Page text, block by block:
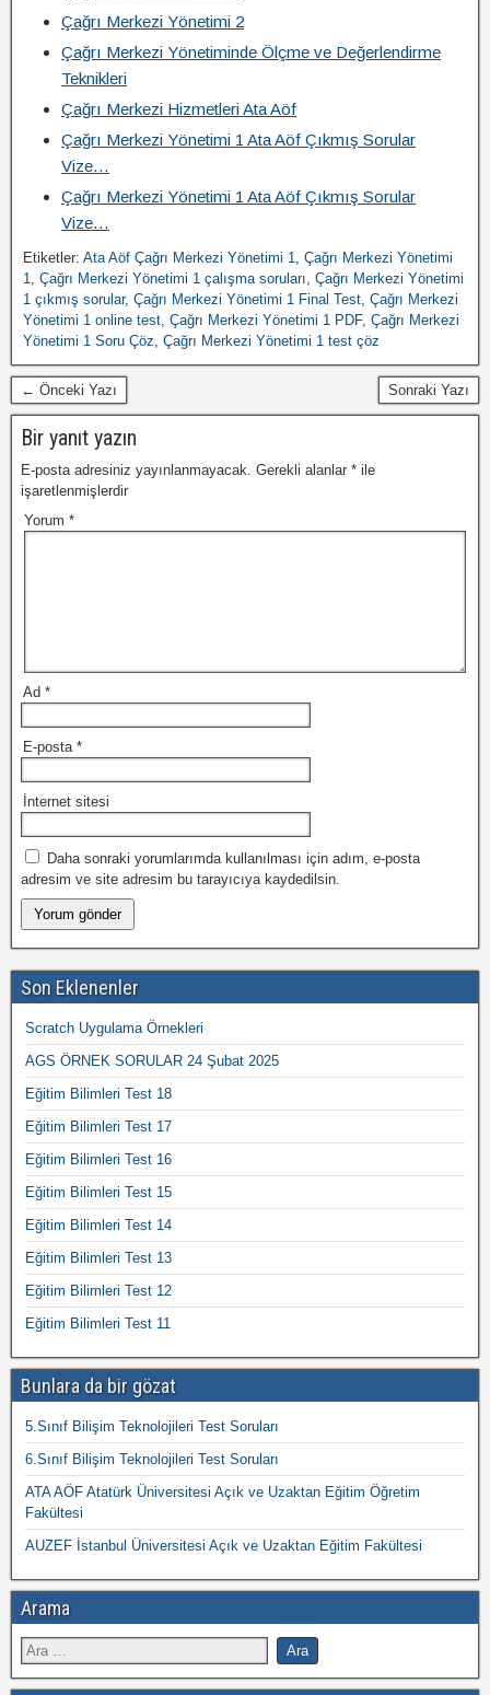
Çağrı Merkezi Yönetimi 2
Çağrı Merkezi Yönetiminde Ölçme ve Değerlendirme
Teknikleri
Çağrı Merkezi Hizmetleri Ata Aöf
Çağrı Merkezi Yönetimi 1 Ata Aöf Çıkmış Sorular
Vize…
Çağrı Merkezi Yönetimi 1 Ata Aöf Çıkmış Sorular
Vize…
Etiketler: Ata Aöf Çağrı Merkezi Yönetimi 1, Çağrı Merkezi Yönetimi
1, Çağrı Merkezi Yönetimi 1 çalışma soruları, Çağrı Merkezi Yönetimi
1 çıkmış sorular, Çağrı Merkezi Yönetimi 1 Final Test, Çağrı Merkezi
Yönetimi 1 online test, Çağrı Merkezi Yönetimi 1 PDF, Çağrı Merkezi
Yönetimi 1 Soru Çöz, Çağrı Merkezi Yönetimi 1 test çöz
← Önceki Yazı Sonraki Yazı
Bir yanıt yazın
E-posta adresiniz yayınlanmayacak. Gerekli alanlar * ile
işaretlenmişlerdir
Yorum *
Ad *
E-posta *
İnternet sitesi
Daha sonraki yorumlarımda kullanılması için adım, e-posta
adresim ve site adresim bu tarayıcıya kaydedilsin.
Son Eklenenler
Scratch Uygulama Örnekleri
AGS ÖRNEK SORULAR 24 Şubat 2025
Eğitim Bilimleri Test 18
Eğitim Bilimleri Test 17
Eğitim Bilimleri Test 16
Eğitim Bilimleri Test 15
Eğitim Bilimleri Test 14
Eğitim Bilimleri Test 13
Eğitim Bilimleri Test 12
Eğitim Bilimleri Test 11
Bunlara da bir gözat
5.Sınıf Bilişim Teknolojileri Test Soruları
6.Sınıf Bilişim Teknolojileri Test Soruları
ATA AÖF Atatürk Üniversitesi Açık ve Uzaktan Eğitim Öğretim
Fakültesi
AUZEF İstanbul Üniversitesi Açık ve Uzaktan Eğitim Fakültesi
Arama